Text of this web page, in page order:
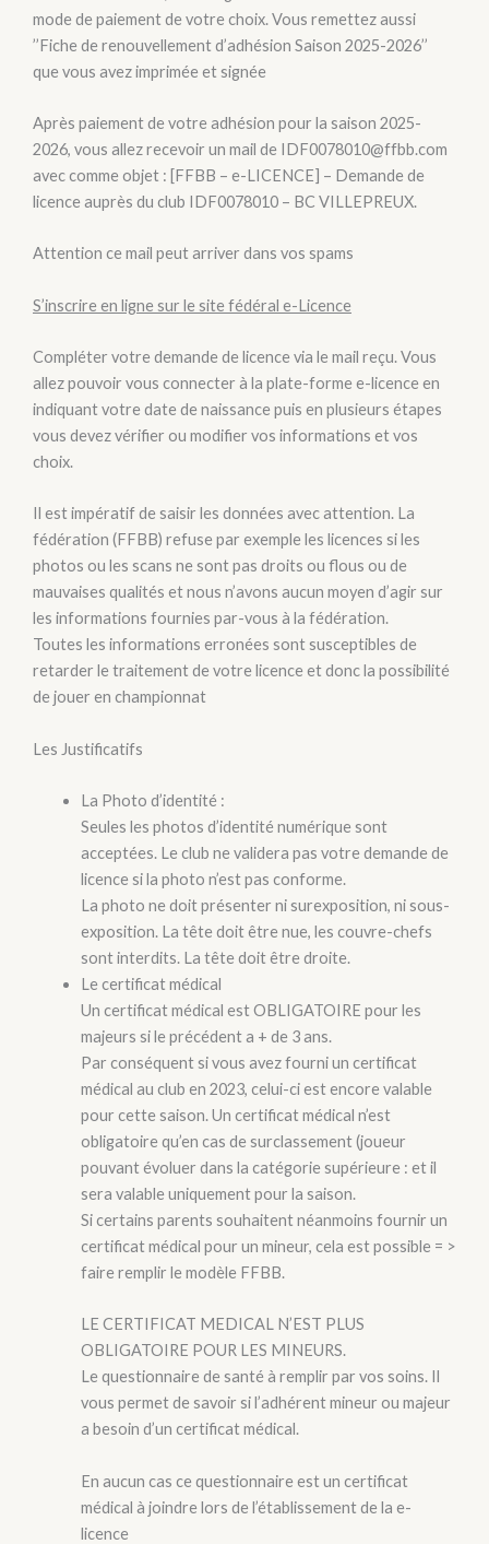
mode de paiement de votre choix. Vous remettez aussi
’’Fiche de renouvellement d’adhésion Saison 2025-2026’’
que vous avez imprimée et signée
Après paiement de votre adhésion pour la saison 2025-
2026, vous allez recevoir un mail de IDF0078010@ffbb.com
avec comme objet : [FFBB – e-LICENCE] – Demande de
licence auprès du club IDF0078010 – BC VILLEPREUX.
Attention ce mail peut arriver dans vos spams
S’inscrire en ligne sur le site fédéral e-Licence
Compléter votre demande de licence via le mail reçu. Vous
allez pouvoir vous connecter à la plate-forme e-licence en
indiquant votre date de naissance puis en plusieurs étapes
vous devez vérifier ou modifier vos informations et vos
choix.
Il est impératif de saisir les données avec attention. La
fédération (FFBB) refuse par exemple les licences si les
photos ou les scans ne sont pas droits ou flous ou de
mauvaises qualités et nous n’avons aucun moyen d’agir sur
les informations fournies par-vous à la fédération.
Toutes les informations erronées sont susceptibles de
retarder le traitement de votre licence et donc la possibilité
de jouer en championnat
Les Justificatifs
La Photo d’identité :
Seules les photos d’identité numérique sont
acceptées. Le club ne validera pas votre demande de
licence si la photo n’est pas conforme.
La photo ne doit présenter ni surexposition, ni sous-
exposition. La tête doit être nue, les couvre-chefs
sont interdits. La tête doit être droite.
Le certificat médical
Un certificat médical est OBLIGATOIRE pour les
majeurs si le précédent a + de 3 ans.
Par conséquent si vous avez fourni un certificat
médical au club en 2023, celui-ci est encore valable
pour cette saison. Un certificat médical n’est
obligatoire qu’en cas de surclassement (joueur
pouvant évoluer dans la catégorie supérieure : et il
sera valable uniquement pour la saison.
Si certains parents souhaitent néanmoins fournir un
certificat médical pour un mineur, cela est possible = >
faire remplir le modèle FFBB.
LE CERTIFICAT MEDICAL N’EST PLUS
OBLIGATOIRE POUR LES MINEURS.
Le questionnaire de santé à remplir par vos soins. Il
vous permet de savoir si l’adhérent mineur ou majeur
a besoin d’un certificat médical.
En aucun cas ce questionnaire est un certificat
médical à joindre lors de l’établissement de la e-
licence